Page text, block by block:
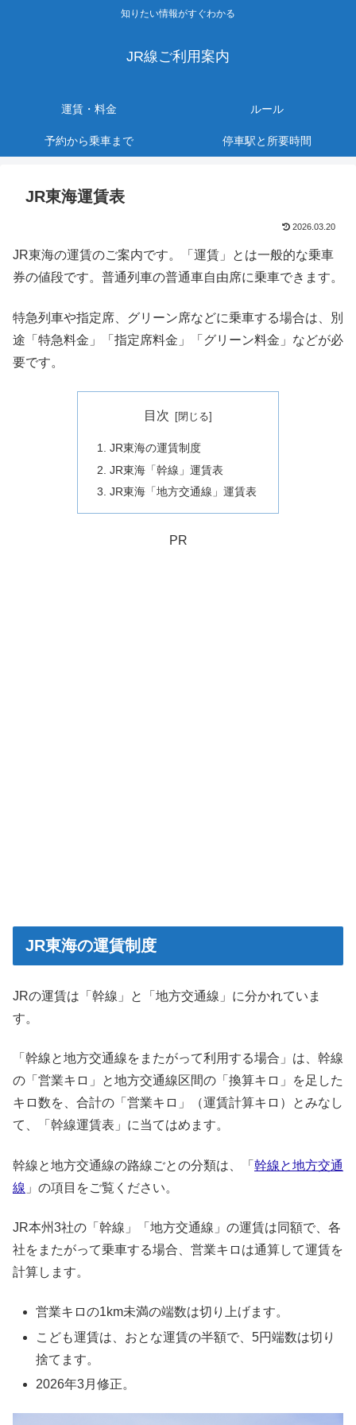
知りたい情報がすぐわかる
JR線ご利用案内
運賃・料金 ルール
予約から乗車まで 停車駅と所要時間
JR東海運賃表
2026.03.20
JR東海の運賃のご案内です。「運賃」とは一般的な乗車
券の値段です。普通列車の普通車自由席に乗車できます。
特急列車や指定席、グリーン席などに乗車する場合は、別
途「特急料金」「指定席料金」「グリーン料金」などが必
要です。
目次
JR東海の運賃制度
JR東海「幹線」運賃表
JR東海「地方交通線」運賃表
PR
JR東海の運賃制度
JRの運賃は「幹線」と「地方交通線」に分かれていま
す。
「幹線と地方交通線をまたがって利用する場合」は、幹線
の「営業キロ」と地方交通線区間の「換算キロ」を足した
キロ数を、合計の「営業キロ」（運賃計算キロ）とみなし
て、「幹線運賃表」に当てはめます。
幹線と地方交通線の路線ごとの分類は、「 幹線と地方交通
線 」の項目をご覧ください。
JR本州3社の「幹線」「地方交通線」の運賃は同額で、各
社をまたがって乗車する場合、営業キロは通算して運賃を
計算します。
営業キロの1km未満の端数は切り上げます。
こども運賃は、おとな運賃の半額で、5円端数は切り
捨てます。
2026年3月修正。